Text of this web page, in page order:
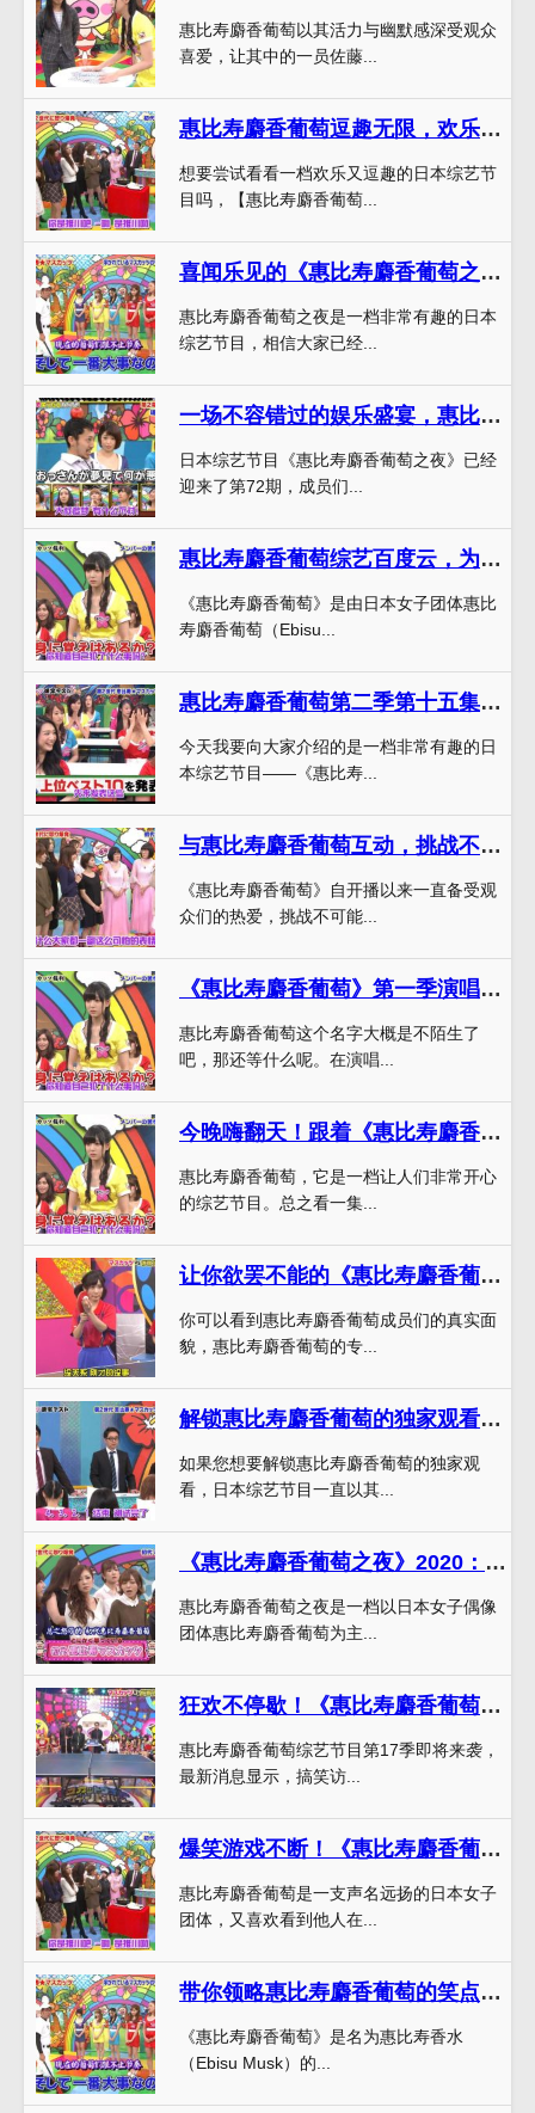
惠比寿麝香葡萄以其活力与幽默感深受观众
喜爱，让其中的一员佐藤...
惠比寿麝香葡萄逗趣无限，欢乐气氛爆棚！《麝香葡萄》综艺节目在哪看？
想要尝试看看一档欢乐又逗趣的日本综艺节
目吗，【惠比寿麝香葡萄...
喜闻乐见的《惠比寿麝香葡萄之夜》又大更新，耳目一新
惠比寿麝香葡萄之夜是一档非常有趣的日本
综艺节目，相信大家已经...
一场不容错过的娱乐盛宴，惠比寿麝香葡萄之夜72已经准备就绪
日本综艺节目《惠比寿麝香葡萄之夜》已经
迎来了第72期，成员们...
惠比寿麝香葡萄综艺百度云，为你打造多彩人生
《惠比寿麝香葡萄》是由日本女子团体惠比
寿麝香葡萄（Ebisu...
惠比寿麝香葡萄第二季第十五集：一场豪华秘密会议大揭秘
今天我要向大家介绍的是一档非常有趣的日
本综艺节目——《惠比寿...
与惠比寿麝香葡萄互动，挑战不可能的任务，畅享欢乐无限的《拜托了!麝香葡萄》
《惠比寿麝香葡萄》自开播以来一直备受观
众们的热爱，挑战不可能...
《惠比寿麝香葡萄》第一季演唱会空前火爆，你还不快来围观？
惠比寿麝香葡萄这个名字大概是不陌生了
吧，那还等什么呢。在演唱...
今晚嗨翻天！跟着《惠比寿麝香葡萄》二代全部综艺乐翻天
惠比寿麝香葡萄，它是一档让人们非常开心
的综艺节目。总之看一集...
让你欲罢不能的《惠比寿麝香葡萄》深夜番今日大放送
你可以看到惠比寿麝香葡萄成员们的真实面
貌，惠比寿麝香葡萄的专...
解锁惠比寿麝香葡萄的独家观看，拜托了麝香葡萄在线播放推荐
如果您想要解锁惠比寿麝香葡萄的独家观
看，日本综艺节目一直以其...
《惠比寿麝香葡萄之夜》2020：日本女子偶像的趣味综艺秀
惠比寿麝香葡萄之夜是一档以日本女子偶像
团体惠比寿麝香葡萄为主...
狂欢不停歇！《惠比寿麝香葡萄》综艺节目第17季最新资讯
惠比寿麝香葡萄综艺节目第17季即将来袭，
最新消息显示，搞笑访...
爆笑游戏不断！《惠比寿麝香葡萄》综艺节目第11季来袭
惠比寿麝香葡萄是一支声名远扬的日本女子
团体，又喜欢看到他人在...
带你领略惠比寿麝香葡萄的笑点，《惠比寿麝香葡萄》第一季现已推出下载
《惠比寿麝香葡萄》是名为惠比寿香水
（Ebisu Musk）的...